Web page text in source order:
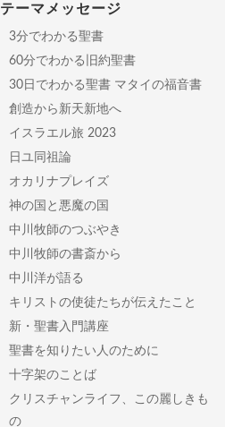
テーマメッセージ
3分でわかる聖書
60分でわかる旧約聖書
30日でわかる聖書 マタイの福音書
創造から新天新地へ
イスラエル旅 2023
日ユ同祖論
オカリナプレイズ
神の国と悪魔の国
中川牧師のつぶやき
中川牧師の書斎から
中川洋が語る
キリストの使徒たちが伝えたこと
新・聖書入門講座
聖書を知りたい人のために
十字架のことば
クリスチャンライフ、この麗しきも
の